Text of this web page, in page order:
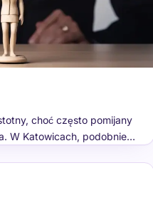
choć często pomijany
W Katowicach, podobnie…